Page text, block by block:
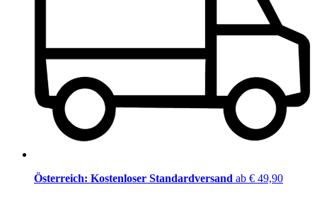
Österreich: Kostenloser Standardversand ab € 49,90